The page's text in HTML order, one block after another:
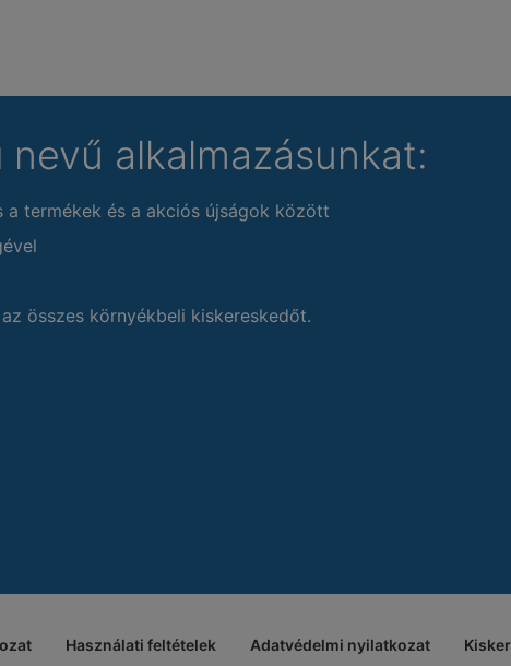
nevű alkalmazásunkat:
a termékek és a akciós újságok között
összes környékbeli kiskereskedőt.
Használati feltételek Adatvédelmi nyilatkozat